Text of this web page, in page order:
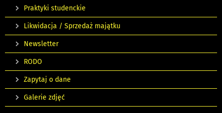
Praktyki studenckie
Likwidacja / Sprzedaż majątku
Newsletter
RODO
Zapytaj o dane
Galerie zdjęć